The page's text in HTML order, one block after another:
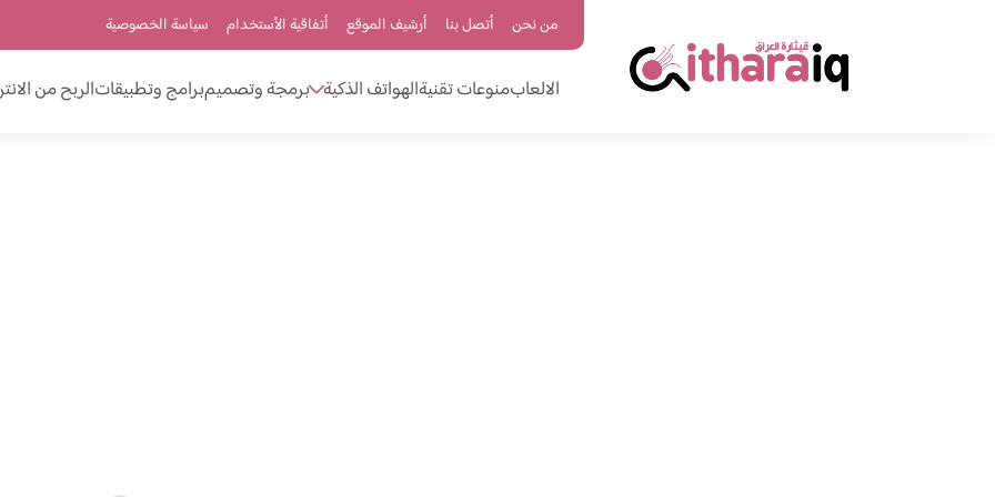
من نحن أتصل بنا أرشيف الموقع أتفاقية الأستخدام سياسة الخصوصية
الالعابمنوعات تقنيةالهواتف الذكية برمجة وتصميمبرامج وتطبيقاتالربح من